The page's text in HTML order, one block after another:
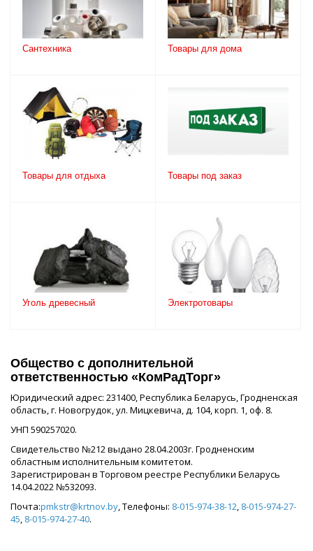
Сантехника Товары для дома
Товары для отдыха Товары под заказ
Уголь древесный Электротовары
Общество с дополнительной
ответственностью «КомРадТорг»
Юридический адрес: 231400, Республика Беларусь, Гродненская
область, г. Новогрудок, ул. Мицкевича, д. 104, корп. 1, оф. 8.
УНП 590257020.
Свидетельство №212 выдано 28.04.2003г. Гродненским
областным исполнительным комитетом.
Зарегистрирован в Торговом реестре Республики Беларусь
14.04.2022 №532093.
Почта:pmkstr@krtnov.by, Телефоны: 8-015-974-38-12, 8-015-974-27-
45, 8-015-974-27-40.